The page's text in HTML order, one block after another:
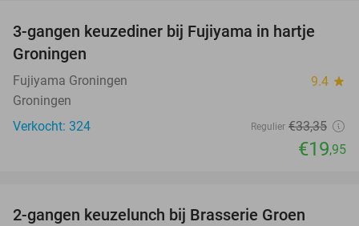
40%
3-gangen keuzediner bij Fujiyama in hartje
Groningen
Fujiyama Groningen 9.4 star
Groningen
Verkocht: 324
Regulier €33,35
€19,95
2-gangen keuzelunch bij Brasserie Groen